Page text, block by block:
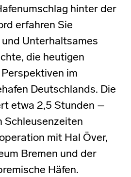
hinter der
erfahren Sie
Unterhaltsames
die heutigen
im
Deutschlands. Die
etwa 2,5 Stunden –
Schleusenzeiten
mit Hal Över,
Bremen und der
Häfen.